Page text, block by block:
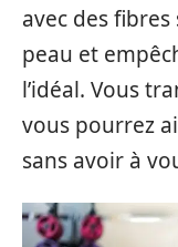
avec des
peau et
l’idéal. Vous
vous pourrez
sans avoir à